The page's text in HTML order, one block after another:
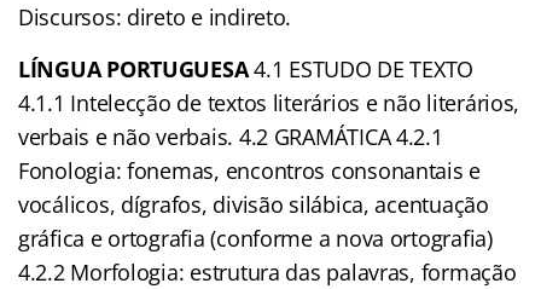
Discursos: direto e indireto.
LÍNGUA PORTUGUESA4.1 ESTUDO DE TEXTO
4.1.1 Intelecção de textos literários e não literários,
verbais e não verbais. 4.2 GRAMÁTICA 4.2.1
Fonologia: fonemas, encontros consonantais e
vocálicos, dígrafos, divisão silábica, acentuação
gráfica e ortografia (conforme a nova ortografia)
4.2.2 Morfologia: estrutura das palavras, formação